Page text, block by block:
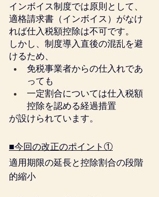
インボイス制度では原則として、
適格請求書（インボイス）がなけ
れば仕入税額控除は不可です。
しかし、制度導入直後の混乱を避
けるため、
免税事業者からの仕入れであ
っても
一定割合については仕入税額
控除を認める経過措置
が設けられています。
■今回の改正のポイント①
適用期限の延長と控除割合の段階
的縮小